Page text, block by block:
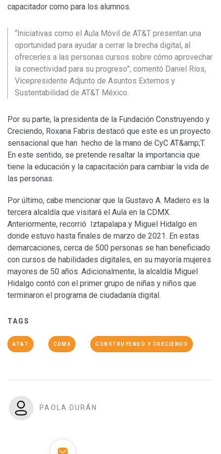
capacitador como para los alumnos.
“Iniciativas como el Aula Móvil de AT&T presentan una
oportunidad para ayudar a cerrar la brecha digital, al
ofrecerles a las personas cursos sobre cómo aprovechar
la conectividad para su progreso”, comentó Daniel Ríos,
Vicepresidente Adjunto de Asuntos Externos y
Sustentabilidad de AT&T México.
Por su parte, la presidenta de la Fundación Construyendo y
Creciendo, Roxana Fabris destacó que este es un proyecto
sensacional que han hecho de la mano de CyC AT&amp;T.
En este sentido, se pretende resaltar la importancia que
tiene la educación y la capacitación para cambiar la vida de
las personas.
Por último, cabe mencionar que la Gustavo A. Madero es la
tercera alcaldía que visitará el Aula en la CDMX.
Anteriormente, recorrió Iztapalapa y Miguel Hidalgo en
donde estuvo hasta finales de marzo de 2021. En estas
demarcaciones, cerca de 500 personas se han beneficiado
con cursos de habilidades digitales, en su mayoría mujeres
mayores de 50 años. Adicionalmente, la alcaldía Miguel
Hidalgo contó con el primer grupo de niñas y niños que
terminaron el programa de ciudadanía digital.
TAGS
AT&T CDMX CONSTRUYENDO Y CRECIENDO
PAOLA DURÁN